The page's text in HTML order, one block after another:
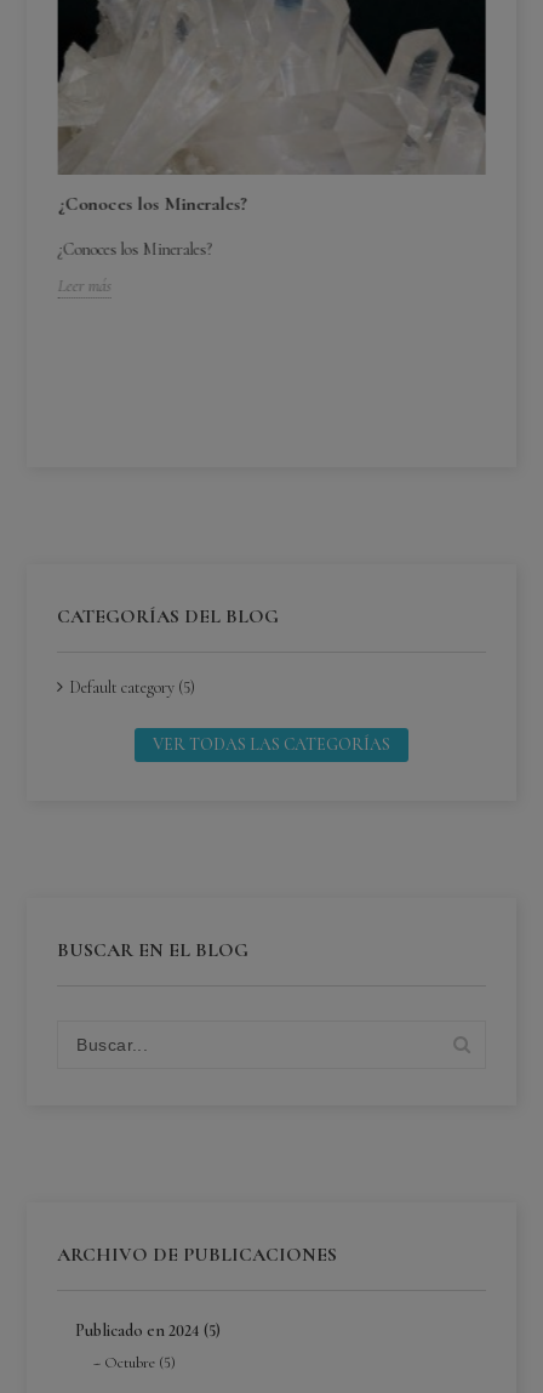
¿Conoces los Minerales?
¿Conoces los Minerales?
Leer más
CATEGORÍAS DEL BLOG
Default category (5)
VER TODAS LAS CATEGORÍAS
BUSCAR EN EL BLOG
ARCHIVO DE PUBLICACIONES
Publicado en 2024 (5)
Octubre (5)